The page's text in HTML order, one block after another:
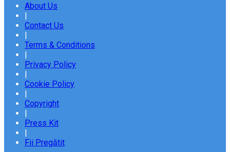
About Us
|
Contact Us
|
Terms & Conditions
|
Privacy Policy
|
Cookie Policy
|
Copyright
|
Press Kit
|
Fii Pregătit